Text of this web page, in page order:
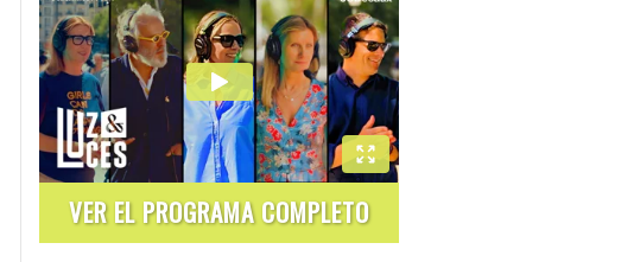
VER EL PROGRAMA COMPLETO